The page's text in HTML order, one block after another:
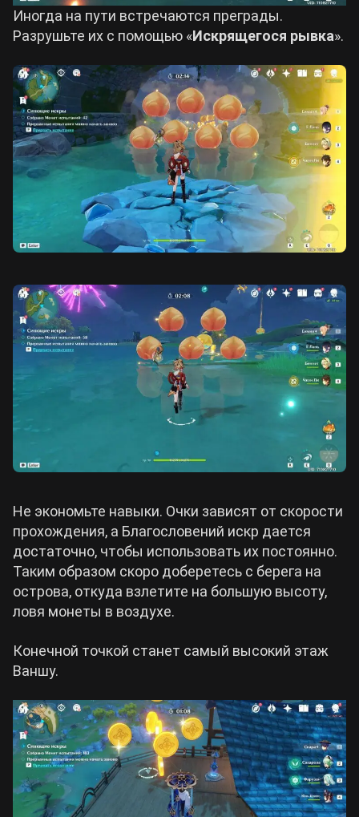
Иногда на пути встречаются преграды.
Разрушьте их с помощью «Искрящегося рывка».
Не экономьте навыки. Очки зависят от скорости
прохождения, а Благословений искр дается
достаточно, чтобы использовать их постоянно.
Таким образом скоро доберетесь с берега на
острова, откуда взлетите на большую высоту,
ловя монеты в воздухе.
Конечной точкой станет самый высокий этаж
Ваншу.